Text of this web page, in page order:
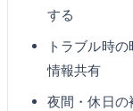
する
トラブル時
情報共有
夜間・休日の